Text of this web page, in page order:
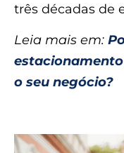
três décadas de
Leia mais em:
o seu negócio?